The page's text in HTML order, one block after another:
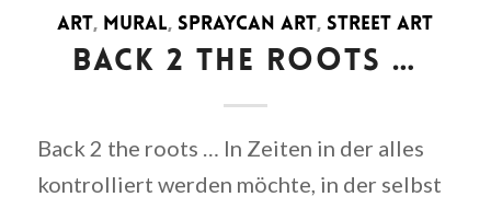
ART, MURAL, SPRAYCAN ART, STREET ART
BACK 2 THE ROOTS …
Back 2 the roots … In Zeiten in der alles
kontrolliert werden möchte, in der selbst